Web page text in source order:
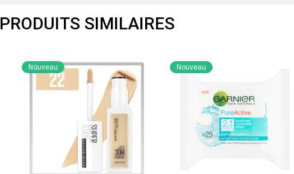
PRODUITS SIMILAIRES
Nouveau Nouveau